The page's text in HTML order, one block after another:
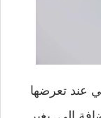
عند تعرضها